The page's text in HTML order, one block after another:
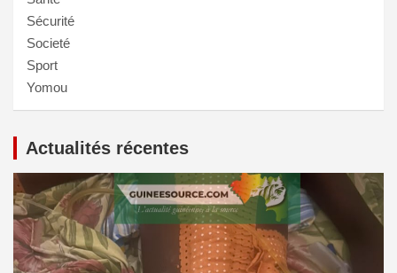
Sécurité
Societé
Sport
Yomou
Actualités récentes